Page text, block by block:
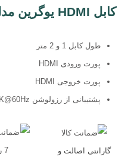
کابل HDMI یوگرین مدل HD119
طول کابل 1 و 2 متر
پورت ورودی HDMI
پورت خروجی HDMI
پشتیبانی از رزولوشن 4K@60Hz
گارانتی اصالت و